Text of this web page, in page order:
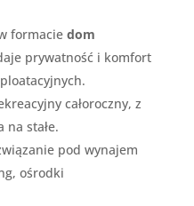
formacie dom
prywatność i komfort
całoroczny, z
na stałe.
pod wynajem
ośrodki